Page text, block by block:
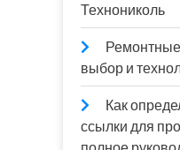
Технониколь
выбор и
Как
ссылки для